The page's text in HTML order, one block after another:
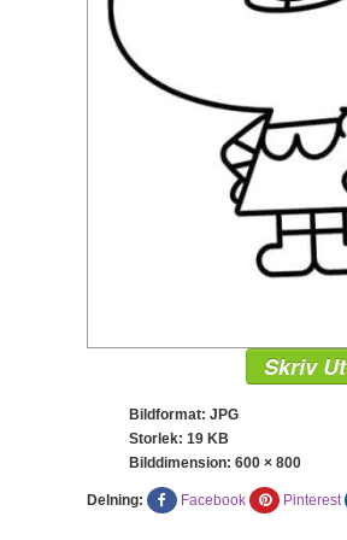
Skriv Ut
Bildformat: JPG
Storlek: 19 KB
Bilddimension: 600 × 800
Delning: Facebook Pinterest